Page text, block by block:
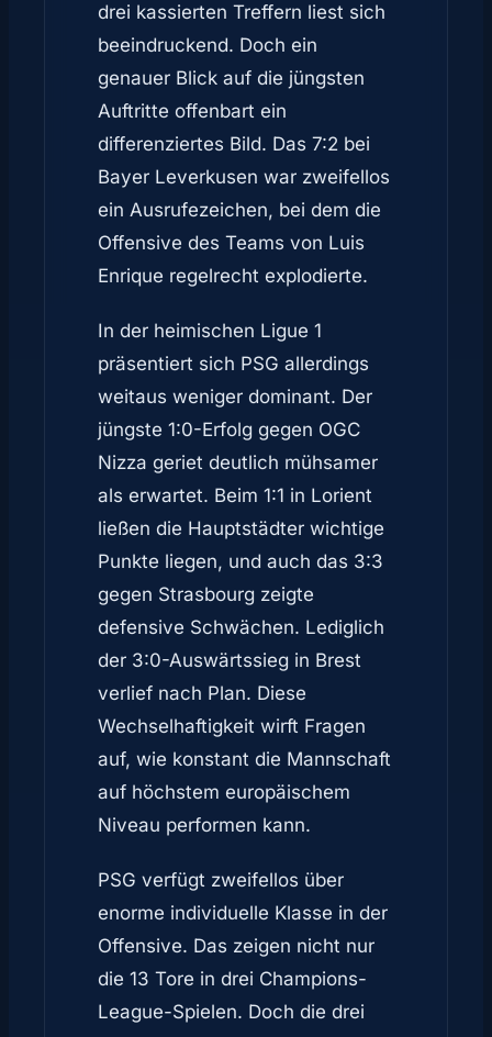
drei kassierten Treffern liest sich
beeindruckend. Doch ein
genauer Blick auf die jüngsten
Auftritte offenbart ein
differenziertes Bild. Das 7:2 bei
Bayer Leverkusen war zweifellos
ein Ausrufezeichen, bei dem die
Offensive des Teams von Luis
Enrique regelrecht explodierte.
In der heimischen Ligue 1
präsentiert sich PSG allerdings
weitaus weniger dominant. Der
jüngste 1:0-Erfolg gegen OGC
Nizza geriet deutlich mühsamer
als erwartet. Beim 1:1 in Lorient
ließen die Hauptstädter wichtige
Punkte liegen, und auch das 3:3
gegen Strasbourg zeigte
defensive Schwächen. Lediglich
der 3:0-Auswärtssieg in Brest
verlief nach Plan. Diese
Wechselhaftigkeit wirft Fragen
auf, wie konstant die Mannschaft
auf höchstem europäischem
Niveau performen kann.
PSG verfügt zweifellos über
enorme individuelle Klasse in der
Offensive. Das zeigen nicht nur
die 13 Tore in drei Champions-
League-Spielen. Doch die drei